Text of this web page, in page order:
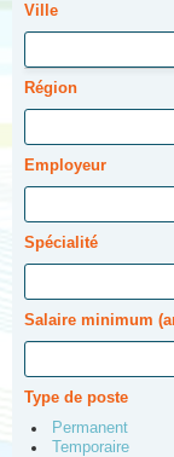
Ville
Région
Employeur
Spécialité
Salaire minimum
Type de poste
Permanent
Temporaire